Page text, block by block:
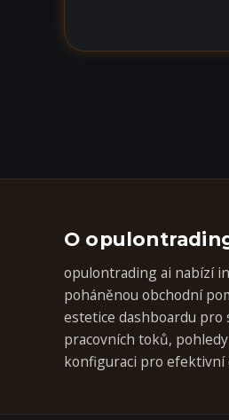
O
opulontrading ai nabízí
poháněnou obchodní
estetice dashboardu
pracovních toků,
konfiguraci pro efektivní